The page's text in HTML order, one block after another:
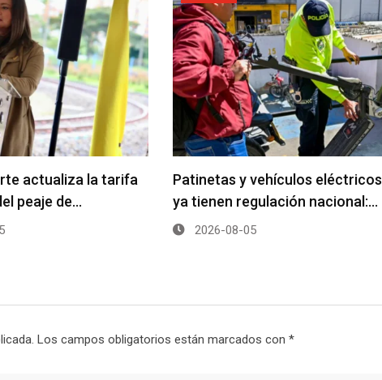
actualiza la tarifa
peaje de…
Patinetas y vehículos eléctricos
ya tienen regulación nacional:…
2026-08-05
Los campos obligatorios están marcados con *